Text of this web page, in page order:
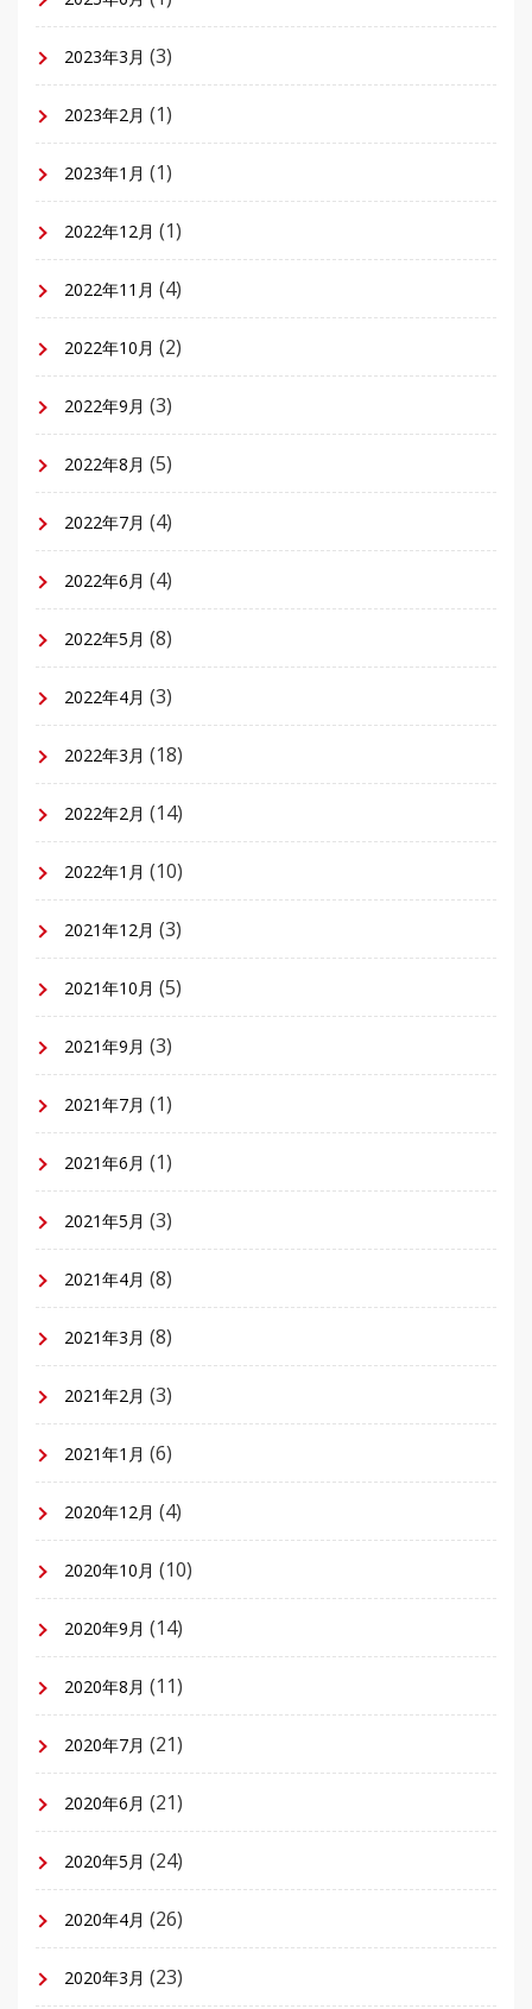
2023年3月 (3)
2023年2月 (1)
2023年1月 (1)
2022年12月 (1)
2022年11月 (4)
2022年10月 (2)
2022年9月 (3)
2022年8月 (5)
2022年7月 (4)
2022年6月 (4)
2022年5月 (8)
2022年4月 (3)
2022年3月 (18)
2022年2月 (14)
2022年1月 (10)
2021年12月 (3)
2021年10月 (5)
2021年9月 (3)
2021年7月 (1)
2021年6月 (1)
2021年5月 (3)
2021年4月 (8)
2021年3月 (8)
2021年2月 (3)
2021年1月 (6)
2020年12月 (4)
2020年10月 (10)
2020年9月 (14)
2020年8月 (11)
2020年7月 (21)
2020年6月 (21)
2020年5月 (24)
2020年4月 (26)
2020年3月 (23)